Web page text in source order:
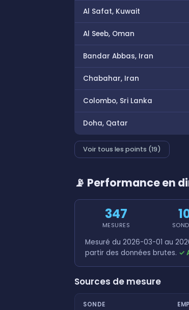
Al Safat, Kuwait
Al Seeb, Oman
Bandar Abbas, Iran
Chabahar, Iran
Colombo, Sri Lanka
Doha, Qatar
Voir tous les points (19)
📡 Performance en
347
MESURES
Mesuré du 2026-03-01 au
partir des données brutes. ✓
Sources de mesure
SONDE